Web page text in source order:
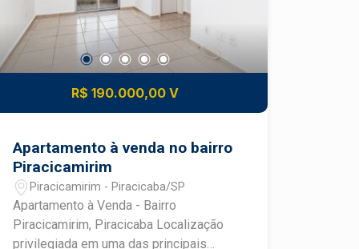
R$ 190.000,00 V
Apartamento à venda no bairro
Piracicamirim
Piracicamirim - Piracicaba/SP
Apartamento à Venda - Bairro
Piracicamirim, Piracicaba Localização
privilegiada em uma das principais